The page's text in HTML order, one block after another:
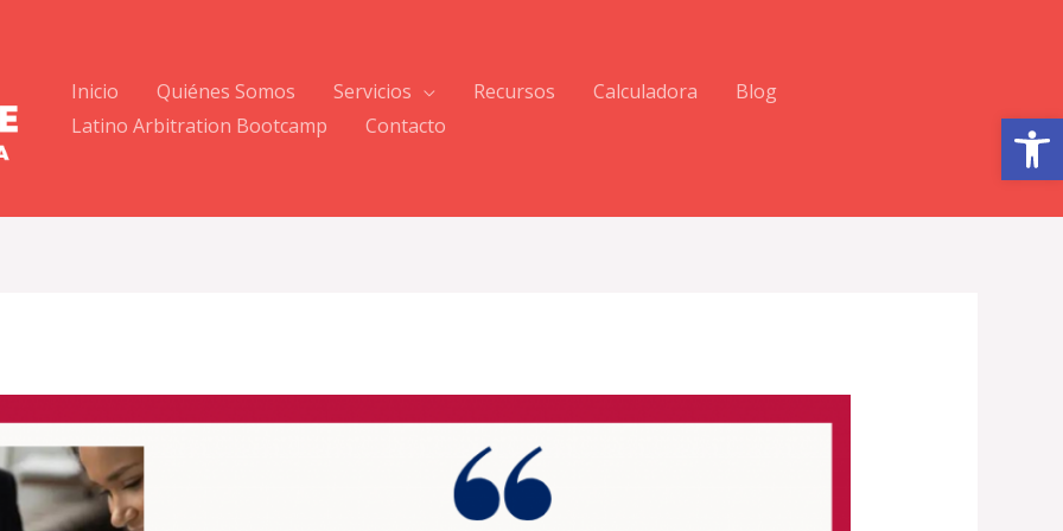
Abrir barra de herramientas
Inicio Quiénes Somos Servicios Recursos Calculadora
Blog
Latino Arbitration Bootcamp
Contacto